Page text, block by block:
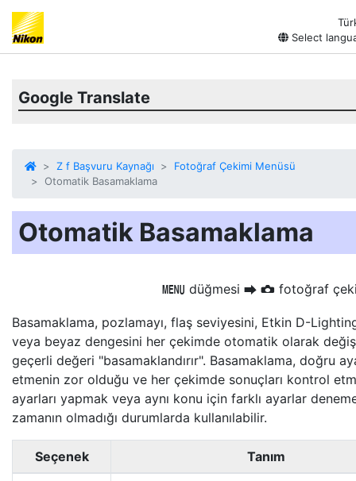
Select
Google Translate
Z f Başvuru Kaynağı
Fotoğraf Çekimi Menüsü
Otomatik Basamaklama
Otomatik Basamaklama
G düğmesi U C fotoğraf
Basamaklama, pozlamayı, flaş seviyesini, Etkin D-
veya beyaz dengesini her çekimde otomatik olarak
geçerli değeri "basamaklandırır". Basamaklama, doğru
etmenin zor olduğu ve her çekimde sonuçları kontrol
ayarları yapmak veya aynı konu için farklı ayarlar
zamanın olmadığı durumlarda kullanılabilir.
Seçenek Tanım